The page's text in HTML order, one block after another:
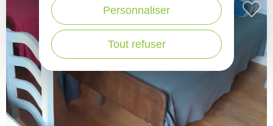
Tout refuser
Personnaliser